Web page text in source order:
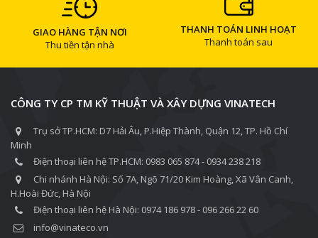
GIAO HÀNG TẬN NƠI
Thu tiền tận nhà
THANH TOÁN LINH HOẠT
Thanh toán sau
CÔNG TY CP TM KỸ THUẬT VÀ XÂY DỰNG VINATECH
Trụ sở TP.HCM: D7 Hải Âu, P.Hiệp Thành, Quận 12, TP. Hồ Chí
Minh
Điện thoại liên hệ TP.HCM: 0983 065 874 - 0934 238 218
Chi nhánh Hà Nội: Số 7A, Ngõ 71/20 Kim Hoàng, Xã Vân Canh,
H.Hoài Đức, Hà Nội
Điện thoại liên hệ Hà Nội: 0974 186 978 - 096 266 22 60
info@vinateco.vn